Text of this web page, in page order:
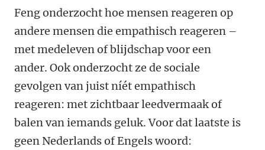
Feng onderzocht hoe mensen reageren op
andere mensen die empathisch reageren –
met medeleven of blijdschap voor een
ander. Ook onderzocht ze de sociale
gevolgen van juist níét empathisch
reageren: met zichtbaar leedvermaak of
balen van iemands geluk. Voor dat laatste is
geen Nederlands of Engels woord: